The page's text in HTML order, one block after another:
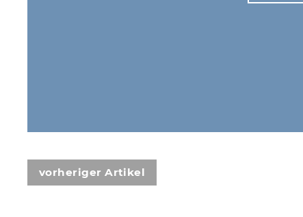
vorheriger Artikel